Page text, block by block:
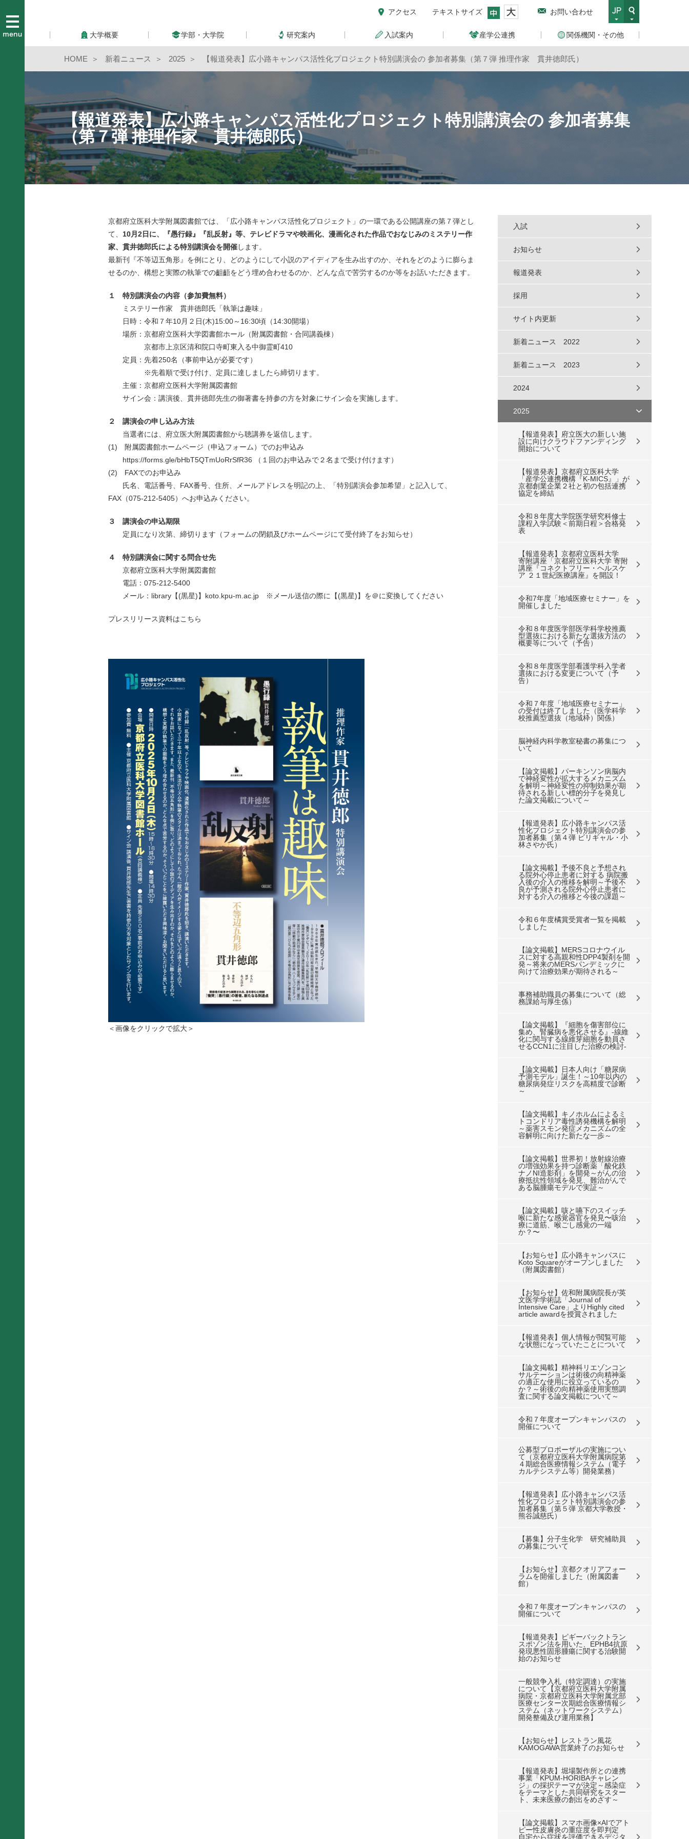
アクセス テキストサイズ お問い合わせ
大学概要 学部・大学院 研究案内 入試案内 産学公連携 関係機関・その他
HOME 新着ニュース 2025 【報道発表】広小路キャンパス活性化プロジェクト特別講演会の 参加者募集（第７弾 推理作家 貫井徳郎氏）
【報道発表】広小路キャンパス活性化プロジェクト特別講演会の 参加者募集
（第７弾 推理作家 貫井徳郎氏）
京都府立医科大学附属図書館では、「広小路キャンパス活性化プロジェクト」の一環である公開講座の第７弾とし
て、 10月2日に、『愚行録』『乱反射』等、テレビドラマや映画化、漫画化された作品でおなじみのミステリー作
家、貫井徳郎氏による特別講演会を開催します。
最新刊『不等辺五角形』を例にとり、どのようにして小説のアイディアを生み出すのか、それをどのように膨らま
せるのか、構想と実際の執筆での齟齬をどう埋め合わせるのか、どんな点で苦労するのか等をお話いただきます。
１ 特別講演会の内容（参加費無料）
ミステリー作家 貫井徳郎氏「執筆は趣味」
日時：令和７年10月２日(木)15:00～16:30頃（14:30開場）
場所：京都府立医科大学図書館ホール（附属図書館・合同講義棟）
京都市上京区清和院口寺町東入る中御霊町410
定員：先着250名（事前申込が必要です）
※先着順で受け付け、定員に達しましたら締切ります。
主催：京都府立医科大学附属図書館
サイン会：講演後、貫井徳郎先生の御著書を持参の方を対象にサイン会を実施します。
２ 講演会の申し込み方法
当選者には、府立医大附属図書館から聴講券を返信します。
(1) 附属図書館ホームページ（申込フォーム）でのお申込み
https://forms.gle/bHbT5QTmUoRrSfR36 （１回のお申込みで２名まで受け付けます）
(2) FAXでのお申込み
氏名、電話番号、FAX番号、住所、メールアドレスを明記の上、「特別講演会参加希望」と記入して、
FAX（075-212-5405）へお申込みください。
３ 講演会の申込期限
定員になり次第、締切ります（フォームの閉鎖及びホームページにて受付終了をお知らせ）
４ 特別講演会に関する問合せ先
京都府立医科大学附属図書館
電話：075-212-5400
メール：library【(黒星)】koto.kpu-m.ac.jp ※メール送信の際に【(黒星)】を＠に変換してください
プレスリリース資料はこちら
＜画像をクリックで拡大＞
入試
お知らせ
報道発表
採用
サイト内更新
新着ニュース 2022
新着ニュース 2023
2024
2025
【報道発表】府立医大の新しい施
設に向けクラウドファンディング
開始について
【報道発表】京都府立医科大学
「産学公連携機構『K-MICS』」が
京都創業企業２社と初の包括連携
協定を締結
令和８年度大学院医学研究科修士
課程入学試験＜前期日程＞合格発
表
【報道発表】京都府立医科大学
寄附講座「京都府立医科大学 寄附
講座『コネクトフリー・ヘルスケ
ア ２１世紀医療講座』を開設！
令和7年度「地域医療セミナー」を
開催しました
令和８年度医学部医学科学校推薦
型選抜における新たな選抜方法の
概要等について（予告）
令和８年度医学部看護学科入学者
選抜における変更について（予
告）
令和７年度「地域医療セミナー」
の受付は終了しました（医学科学
校推薦型選抜（地域枠）関係）
脳神経内科学教室秘書の募集につ
いて
【論文掲載】パーキンソン病脳内
で神経変性が拡大するメカニズム
を解明～神経変性の抑制効果が期
待される新しい標的分子を発見し
た論文掲載について～
【報道発表】広小路キャンパス活
性化プロジェクト特別講演会の参
加者募集（第４弾 ビリギャル・小
林さやか氏）
【論文掲載】予後不良と予想され
る院外心停止患者に対する 病院搬
入後の介入の推移を解明～予後不
良が予測される院外心停止患者に
対する介入の推移と今後の課題～
令和６年度橘賞受賞者一覧を掲載
しました
【論文掲載】MERSコロナウイル
スに対する高親和性DPP4製剤を開
発～将来のMERSパンデミックに
向けて治療効果が期待される～
事務補助職員の募集について（総
務課給与厚生係）
【論文掲載】『細胞を傷害部位に
集め、腎臓病を悪化させる』-線維
化に関与する線維芽細胞を動員さ
せるCCN1に注目した治療の検討-
【論文掲載】日本人向け「糖尿病
予測モデル」誕生！～10年以内の
糖尿病発症リスクを高精度で診断
～
【論文掲載】キノホルムによるミ
トコンドリア毒性誘発機構を解明
～薬害スモン発症メカニズムの全
容解明に向けた新たな一歩～
【論文掲載】世界初！放射線治療
の増強効果を持つ診断薬「酸化鉄
ナノNI造影剤」を開発～がんの治
療抵抗性領域を発見、難治がんで
ある脳腫瘍モデルで実証～
【論文掲載】咳と嚥下のスイッチ
喉に新たな感覚器官を発⾒〜咳治
療に道筋、喉ごし感覚の⼀端
か？〜
【お知らせ】広小路キャンパスに
Koto Squareがオープンしました
（附属図書館）
【お知らせ】佐和附属病院長が英
文医学学術誌「Journal of
Intensive Care」よりHighly cited
article awardを授賞されました
【報道発表】個人情報が閲覧可能
な状態になっていたことについて
【論文掲載】精神科リエゾンコン
サルテーションは術後の向精神薬
の適正な使用に役立っているの
か？～術後の向精神薬使用実態調
査に関する論文掲載について～
令和７年度オープンキャンパスの
開催について
公募型プロポーザルの実施につい
て（京都府立医科大学附属病院第
４期総合医療情報システム（電子
カルテシステム等）開発業務）
【報道発表】広小路キャンパス活
性化プロジェクト特別講演会の参
加者募集（第５弾 京都大学教授・
熊谷誠慈氏）
【募集】分子生化学 研究補助員
の募集について
【お知らせ】京都クオリアフォー
ラムを開催しました（附属図書
館）
令和７年度オープンキャンパスの
開催について
【報道発表】ピギーバックトラン
スポゾン法を用いた、EPHB4抗原
発現悪性固形腫瘍に関する治験開
始のお知らせ
一般競争入札（特定調達）の実施
について【京都府立医科大学附属
病院・京都府立医科大学附属北部
医療センター次期総合医療情報シ
ステム（ネットワークシステム）
開発整備及び運用業務】
【お知らせ】レストラン風花
KAMOGAWA営業終了のお知らせ
【報道発表】堀場製作所との連携
事業「KPUM-HORIBAチャレン
ジ」の採択テーマが決定～感染症
をテーマとした共同研究をスター
ト、未来医療の創出をめざす～
【論文掲載】スマホ画像×AIでアト
ピー性皮膚炎の重症度を即判定
自宅から症状を評価できるデジタ